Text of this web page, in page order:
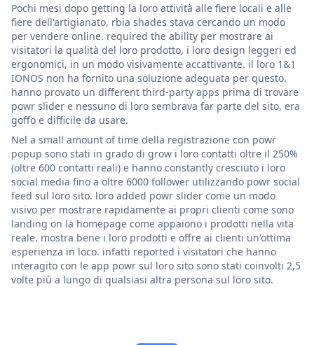
Pochi mesi dopo getting la loro attività alle fiere locali e alle
fiere dell'artigianato, rbia shades stava cercando un modo
per vendere online. required the ability per mostrare ai
visitatori la qualità del loro prodotto, i loro design leggeri ed
ergonomici, in un modo visivamente accattivante. il loro 1&1
IONOS non ha fornito una soluzione adeguata per questo.
hanno provato un different third-party apps prima di trovare
powr slider e nessuno di loro sembrava far parte del sito, era
goffo e difficile da usare.
Nel a small amount of time della registrazione con powr
popup sono stati in grado di grow i loro contatti oltre il 250%
(oltre 600 contatti reali) e hanno constantly cresciuto i loro
social media fino a oltre 6000 follower utilizzando powr social
feed sul loro sito. loro added powr slider come un modo
visivo per mostrare rapidamente ai propri clienti come sono
landing on la homepage come appaiono i prodotti nella vita
reale. mostra bene i loro prodotti e offre ai clienti un'ottima
esperienza in loco. infatti reported i visitatori che hanno
interagito con le app powr sul loro sito sono stati coinvolti 2,5
volte più a lungo di qualsiasi altra persona sul loro sito.